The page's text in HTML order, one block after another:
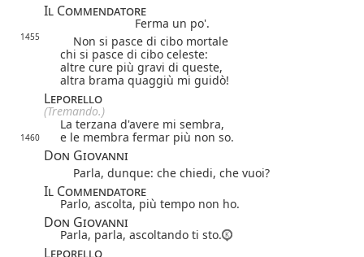
Il Commendatore
Ferma un po'.
1455
Non si pasce di cibo mortale
chi si pasce di cibo celeste:
altre cure più gravi di queste,
altra brama quaggiù mi guidò!
Leporello
(Tremando.)
La terzana d'avere mi sembra,
1460 e le membra fermar più non so.
Don Giovanni
Parla, dunque: che chiedi, che vuoi?
Il Commendatore
Parlo, ascolta, più tempo non ho.
Don Giovanni
Parla, parla, ascoltando ti sto.
Leporello